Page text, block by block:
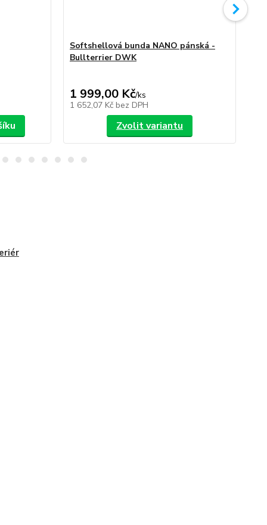
Softshellová bunda NANO pánská -
Bullterrier DWK
1 999,00 Kč/ks
1 652,07 Kč bez DPH
Zvolit variantu